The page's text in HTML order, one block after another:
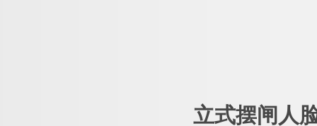
立式摆闸人